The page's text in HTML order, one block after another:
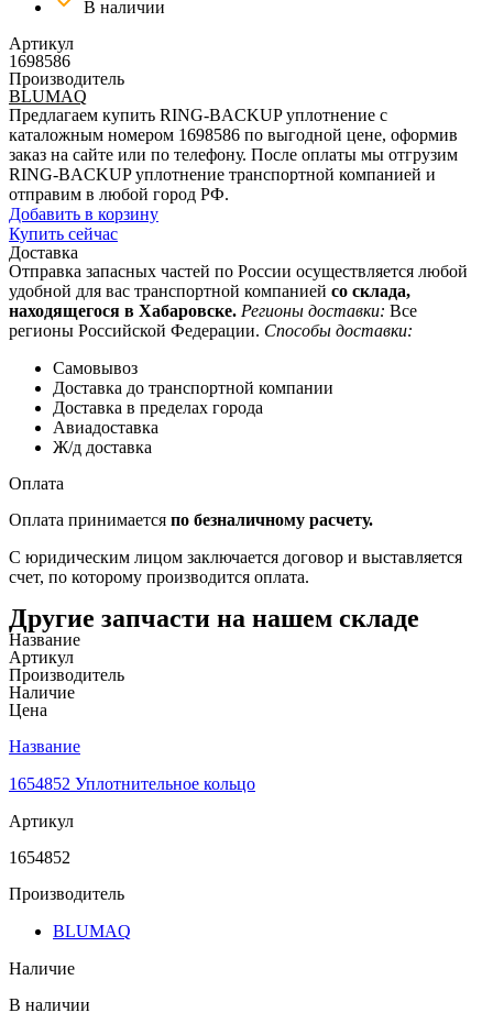
В наличии
Артикул
1698586
Производитель
BLUMAQ
Предлагаем купить RING-BACKUP уплотнение с
каталожным номером 1698586 по выгодной цене, оформив
заказ на сайте или по телефону. После оплаты мы отгрузим
RING-BACKUP уплотнение транспортной компанией и
отправим в любой город РФ.
Добавить в корзину
Купить сейчас
Доставка
Отправка запасных частей по России осуществляется любой
удобной для вас транспортной компанией со склада,
находящегося в Хабаровске. Регионы доставки: Все
регионы Российской Федерации. Способы доставки:
Самовывоз
Доставка до транспортной компании
Доставка в пределах города
Авиадоставка
Ж/д доставка
Оплата
Оплата принимается по безналичному расчету.
С юридическим лицом заключается договор и выставляется
счет, по которому производится оплата.
Другие запчасти на нашем складе
Название
Артикул
Производитель
Наличие
Цена
Название
1654852 Уплотнительное кольцо
Артикул
1654852
Производитель
BLUMAQ
Наличие
В наличии